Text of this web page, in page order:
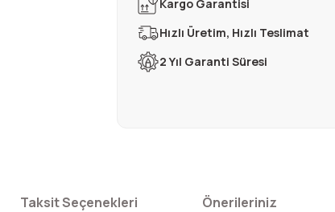
Kargo Garantisi
Hızlı Üretim, Hızlı Teslimat
2 Yıl Garanti Süresi
Taksit Seçenekleri Önerileriniz